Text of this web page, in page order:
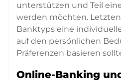
unterstützen und Teil
werden möchten.
Banktyps eine
auf den persönlichen
Präferenzen basieren
Online-Banking